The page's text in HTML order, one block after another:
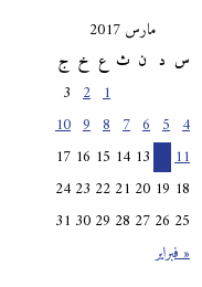
مارس 2017
س د ن ث ع خ ج
« فبراير
1
2
3
4
5
6
7
8
9
10
11
13
14
15
16
17
18
19
20
21
22
23
24
25
26
27
28
29
30
31